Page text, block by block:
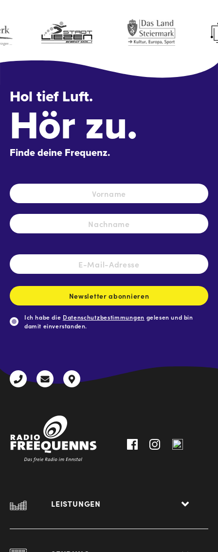
Hol tief Luft.
Hör zu.
Finde deine Frequenz.
Name *
E-
Mail-
Newsletter abonnieren
Ich habe die Datenschutzbestimmungen gelesen und bin
damit einverstanden.
+43
radio@freequenns.at
Kulturhausstraße
LEISTUNGEN